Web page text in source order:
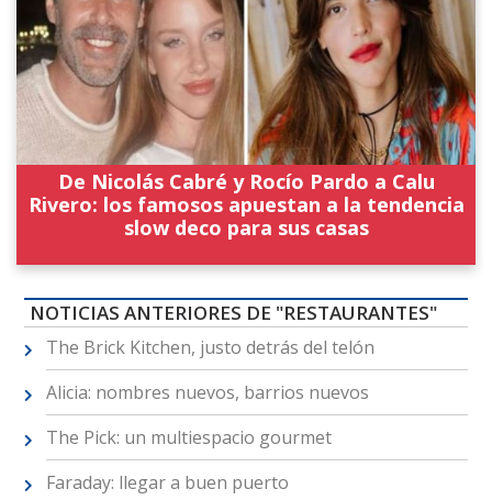
De Nicolás Cabré y Rocío Pardo a Calu
Rivero: los famosos apuestan a la tendencia
slow deco para sus casas
NOTICIAS ANTERIORES DE "RESTAURANTES"
The Brick Kitchen, justo detrás del telón
Alicia: nombres nuevos, barrios nuevos
The Pick: un multiespacio gourmet
Faraday: llegar a buen puerto